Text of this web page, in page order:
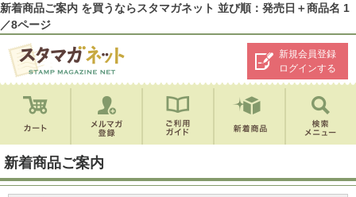
新着商品ご案内 を買うならスタマガネット 並び順：発売日＋商品名 1
／8ページ
新規会員登録
ログインする
新着商品ご案内